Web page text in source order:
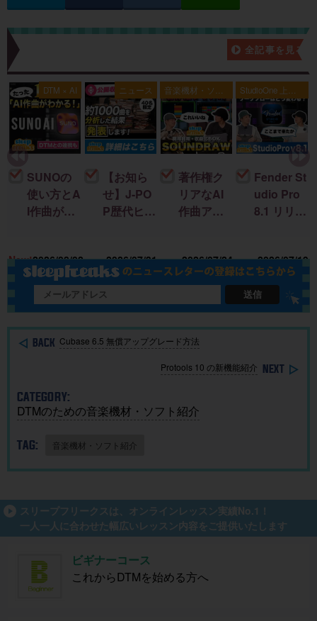
新着記事一覧 全記事を見る
DTM × AI
SUNOの
使い方とA
I作曲がわ
に生成AI
を取り入
れる基本
ガイド
New!2026/08/02
ニュース
【お知ら
せ】J-PO
P歴代ヒッ
析”する公
開収録イ
ベント開
催
2026/07/31
音楽機材・ソフ
ト
著作権ク
リアなAI
作曲アプ
Grid」｜M
ac・iOSで
単に作
成！
2026/07/24
StudioOne 上級
者編
Fender St
udio Pro
8.1 リリー
点まとめ
2026/07/19
送信
Cubase 6.5 無償アップグレード方法
Protools 10 の新機能紹介
CATEGORY:
DTMのための音楽機材・ソフト紹介
TAG: 音楽機材・ソフト紹介
スリープフリークスは、オンラインレッスン実績No.1！
一人一人に合わせた幅広いレッスン内容をご提供いたします
ビギナーコース
これからDTMを始める方へ